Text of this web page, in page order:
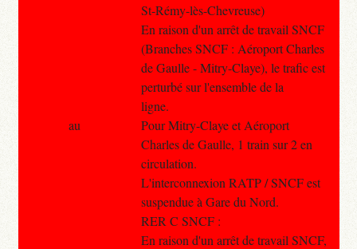
St-Rémy-lès-Chevreuse)
En raison d'un arrêt de travail SNCF
(Branches SNCF : Aéroport Charles
de Gaulle - Mitry-Claye), le trafic est
perturbé sur l'ensemble de la
ligne.
Pour Mitry-Claye et Aéroport
Charles de Gaulle, 1 train sur 2 en
circulation.
L'interconnexion RATP / SNCF est
suspendue à Gare du Nord.
RER C SNCF :
En raison d'un arrêt de travail SNCF,
au